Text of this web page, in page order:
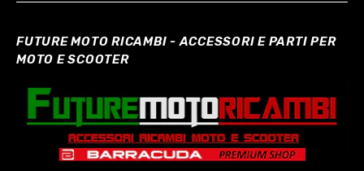
FUTURE MOTO RICAMBI - ACCESSORI E PARTI PER
MOTO E SCOOTER